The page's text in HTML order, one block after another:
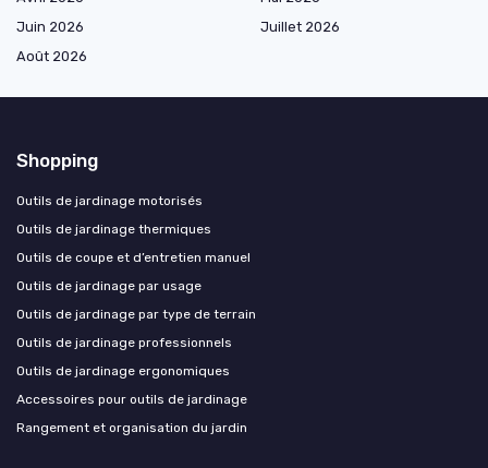
Juin 2026
Juillet 2026
Août 2026
Shopping
Outils de jardinage motorisés
Outils de jardinage thermiques
Outils de coupe et d’entretien manuel
Outils de jardinage par usage
Outils de jardinage par type de terrain
Outils de jardinage professionnels
Outils de jardinage ergonomiques
Accessoires pour outils de jardinage
Rangement et organisation du jardin